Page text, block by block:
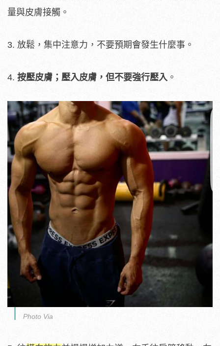
量與皮膚接觸。
3. 放鬆，集中注意力，不要預期會發生什麼事。
4. 按壓皮膚；壓入皮膚，但不要強行壓入 。
Photo Via